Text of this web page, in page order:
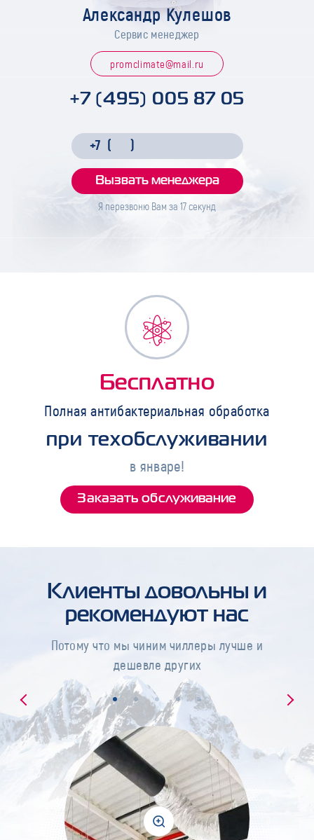
Александр Кулешов
Сервис менеджер
promclimate@mail.ru
+7 (495) 005 87 05
Я перезвоню Вам за 17секунд
Бесплатно
Полная антибактериальная обработка
при техобслуживании
в январе!
Заказать обслуживание
Клиенты довольны и
рекомендуют нас
Потому что мы чиним чиллеры лучше и
дешевле других